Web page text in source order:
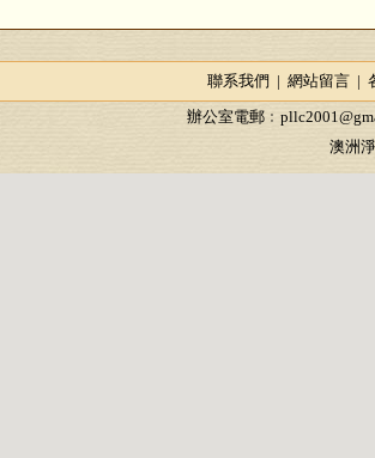
大經科註（第四回）》(第428集)
聯系我們 | 網站留言|
辦公室電郵﹕
澳洲